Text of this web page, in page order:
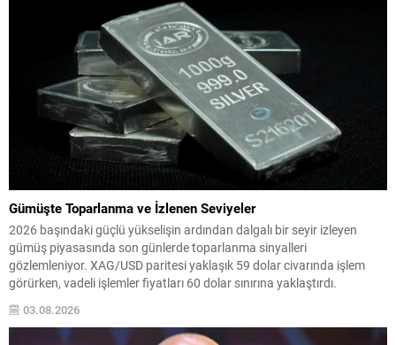
Gümüşte Toparlanma ve İzlenen Seviyeler
2026 başındaki güçlü yükselişin ardından dalgalı bir seyir izleyen
gümüş piyasasında son günlerde toparlanma sinyalleri
gözlemleniyor. XAG/USD paritesi yaklaşık 59 dolar civarında işlem
görürken, vadeli işlemler fiyatları 60 dolar sınırına yaklaştırdı.
Piyasalarda iki yönlü etki öne çıkıyor: jeopolitik risklerin hafiflemesi ve
finansal koşullardaki yumuşama, kıymetli metallerin cazibesini artırdı.
Jeopolitik ve...
03.08.2026